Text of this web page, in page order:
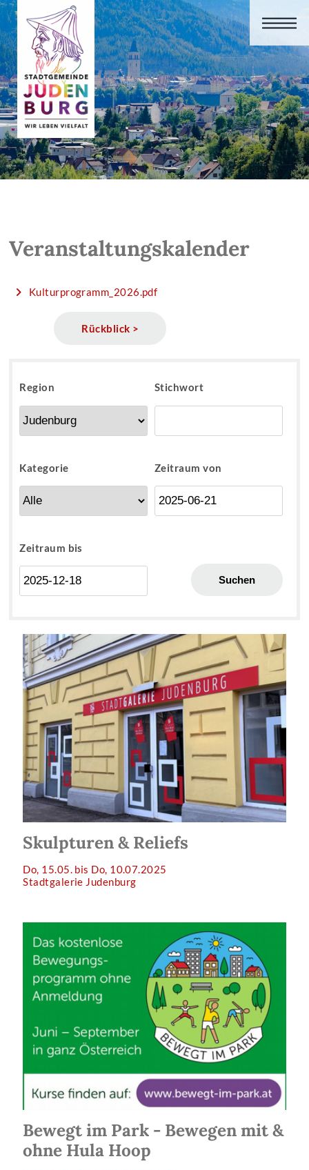
Veranstaltungskalender
Kulturprogramm_2026.pdf
Rückblick >
Region Stichwort
Kategorie Zeitraum von
Zeitraum bis
Skulpturen & Reliefs
Do, 15.05. bis Do, 10.07.2025
Stadtgalerie Judenburg
Bewegt im Park - Bewegen mit &
ohne Hula Hoop